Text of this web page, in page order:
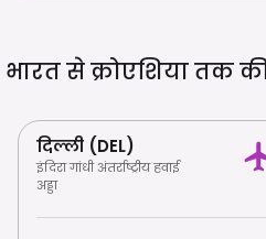
भारत से क्रोएशिया तक
दिल्ली (DEL)
इंदिरा गांधी अंतर्राष्ट्रीय हवाई
अड्डा